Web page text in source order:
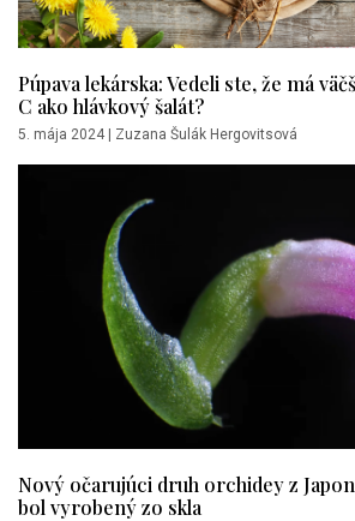
Púpava lekárska: Vedeli ste, že má
C ako hlávkový šalát?
5. mája 2024 Zuzana Šulák Hergovitsová
Nový očarujúci druh orchidey z
bol vyrobený zo skla